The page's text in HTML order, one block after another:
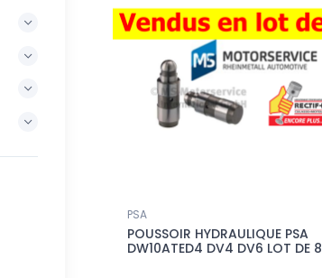
PSA
POUSSOIR HYDRAULIQUE PSA
DW10ATED4 DV4 DV6 LOT DE 8